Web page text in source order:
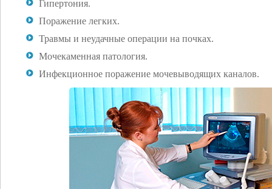
Гипертония.
Поражение легких.
Травмы и неудачные операции на почках.
Мочекаменная патология.
Инфекционное поражение мочевыводящих каналов.